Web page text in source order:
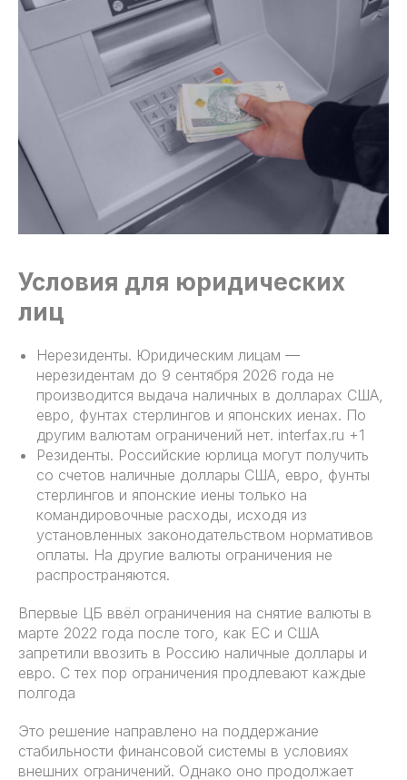
Условия для юридических
лиц
Нерезиденты. Юридическим лицам —
нерезидентам до 9 сентября 2026 года не
производится выдача наличных в долларах США,
евро, фунтах стерлингов и японских иенах. По
другим валютам ограничений нет. interfax.ru +1
Резиденты. Российские юрлица могут получить
со счетов наличные доллары США, евро, фунты
стерлингов и японские иены только на
командировочные расходы, исходя из
установленных законодательством нормативов
оплаты. На другие валюты ограничения не
распространяются.
Впервые ЦБ ввёл ограничения на снятие валюты в
марте 2022 года после того, как ЕС и США
запретили ввозить в Россию наличные доллары и
евро. С тех пор ограничения продлевают каждые
полгода
Это решение направлено на поддержание
стабильности финансовой системы в условиях
внешних ограничений. Однако оно продолжает